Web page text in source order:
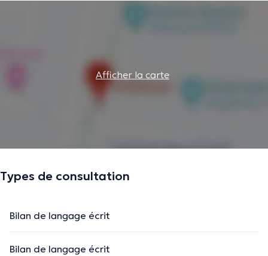
Afficher la carte
Types de consultation
Bilan de langage écrit
Bilan de langage écrit